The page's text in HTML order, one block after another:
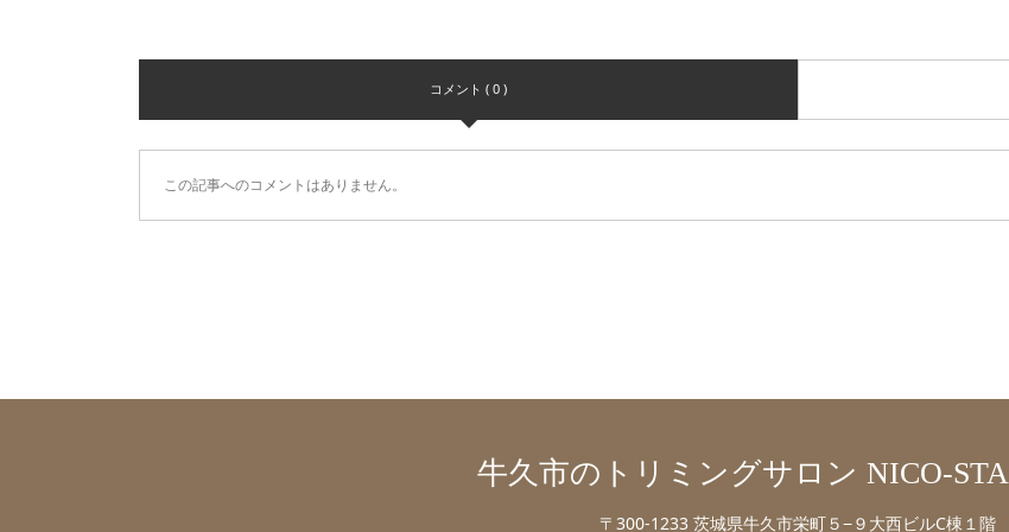
コメント ( 0 )
この記事へのコメントはありません。
牛久市のトリミングサロン NICO-
〒300-1233 茨城県牛久市栄町５−９大西ビルC棟１階